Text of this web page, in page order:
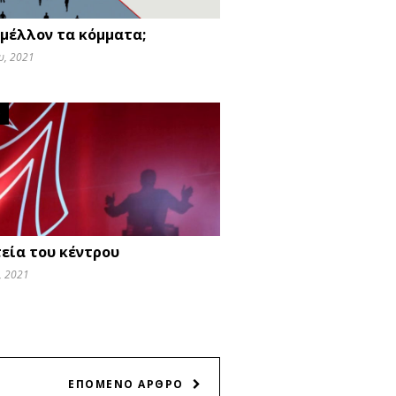
τα κόμματα;
2021
του κέντρου
2021
ΕΠΟΜΕΝΟ ΑΡΘΡΟ